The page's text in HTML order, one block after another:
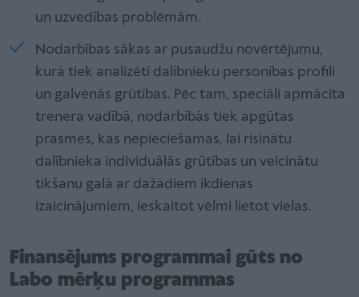
un uzvedības problēmām.
Nodarbības sākas ar pusaudžu novērtējumu,
kurā tiek analizēti dalībnieku personības profili
un galvenās grūtības. Pēc tam, speciāli apmācīta
trenera vadībā, nodarbībās tiek apgūtas
prasmes, kas nepieciešamas, lai risinātu
dalībnieka individuālās grūtības un veicinātu
tikšanu galā ar dažādiem ikdienas
izaicinājumiem, ieskaitot vēlmi lietot vielas.
Finansējums programmai gūts no
Labo mērķu programmas